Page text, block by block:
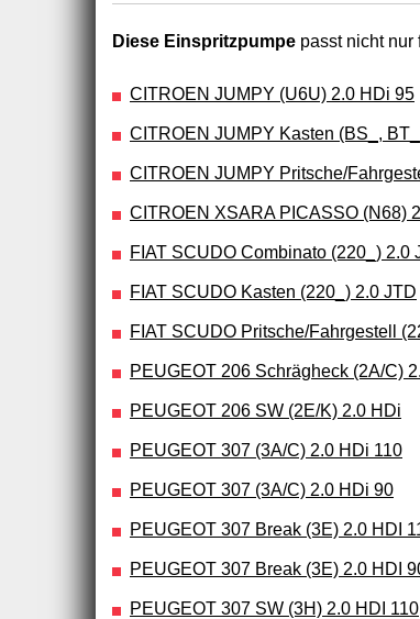
Diese Einspritzpumpe passt nicht nur
CITROEN JUMPY (U6U) 2.0 HDi 95
CITROEN JUMPY Kasten (BS_,
CITROEN JUMPY Pritsche/
CITROEN XSARA PICASSO (N68)
FIAT SCUDO Combinato (220_) 2.0
FIAT SCUDO Kasten (220_) 2.0 JTD
FIAT SCUDO Pritsche/Fahrgestell
PEUGEOT 206 Schrägheck (2A/C)
PEUGEOT 206 SW (2E/K) 2.0 HDi
PEUGEOT 307 (3A/C) 2.0 HDi 110
PEUGEOT 307 (3A/C) 2.0 HDi 90
PEUGEOT 307 Break (3E) 2.0 HDI
PEUGEOT 307 Break (3E) 2.0 HDI
PEUGEOT 307 SW (3H) 2.0 HDI 110